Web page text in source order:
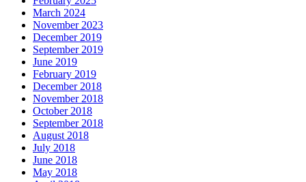
March 2024
November 2023
December 2019
September 2019
June 2019
February 2019
December 2018
November 2018
October 2018
September 2018
August 2018
July 2018
June 2018
May 2018